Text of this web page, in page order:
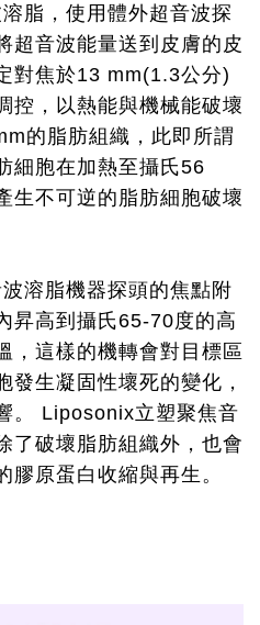
脂，使用體外超音波探
超音波能量送到皮膚的皮
對焦於13 mm(1.3公分)
控，以熱能與機械能破壞
的脂肪組織，此即所謂
細胞在加熱至攝氏56
生不可逆的脂肪細胞破壞
溶脂機器探頭的焦點附
昇高到攝氏65-70度的高
，這樣的機轉會對目標區
發生凝固性壞死的變化，
。 Liposonix立塑聚焦音
了破壞脂肪組織外，也會
膠原蛋白收縮與再生。